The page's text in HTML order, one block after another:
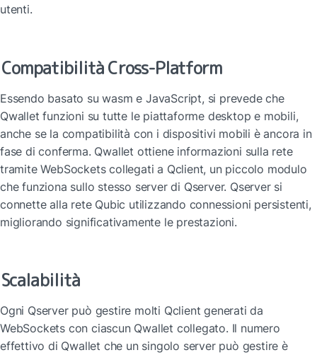
utenti.
Compatibilità Cross-Platform
Essendo basato su wasm e JavaScript, si prevede che
Qwallet funzioni su tutte le piattaforme desktop e mobili,
anche se la compatibilità con i dispositivi mobili è ancora in
fase di conferma. Qwallet ottiene informazioni sulla rete
tramite WebSockets collegati a Qclient, un piccolo modulo
che funziona sullo stesso server di Qserver. Qserver si
connette alla rete Qubic utilizzando connessioni persistenti,
migliorando significativamente le prestazioni.
Scalabilità
Ogni Qserver può gestire molti Qclient generati da
WebSockets con ciascun Qwallet collegato. Il numero
effettivo di Qwallet che un singolo server può gestire è